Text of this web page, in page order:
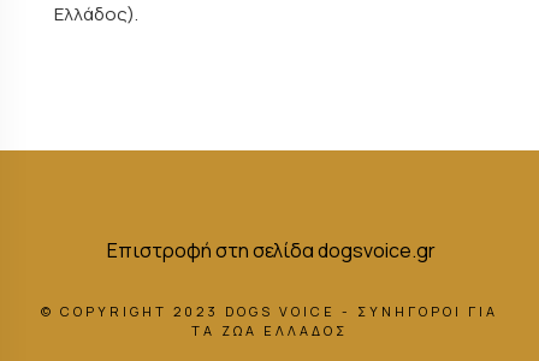
Ελλάδος).
Επιστροφή στη σελίδα dogsvoice.gr
© COPYRIGHT 2023 DOGS VOICE - ΣΥΝΗΓΟΡΟΙ ΓΙΑ
ΤΑ ΖΩΑ ΕΛΛΑΔΟΣ